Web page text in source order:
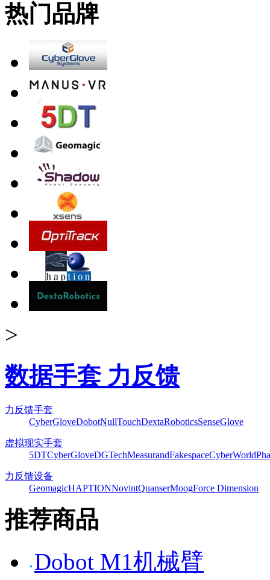
热门品牌
>
数据手套 力反馈
力反馈手套
CyberGloveDobotNullTouchDextaRoboticsSenseGlove
虚拟现实手套
5DTCyberGloveDGTechMeasurandFakespaceCyberWorld
力反馈设备
GeomagicHAPTIONNovintQuanserMoogForce Dimension
推荐商品
Dobot M1机械臂